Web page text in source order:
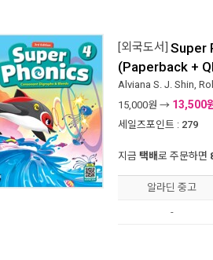
[외국도서] Super
(Paperback +
Alviana S. J. Shin
15,000원 → 13,500
세일즈포인트 : 279
지금 택배로 주문하면
알라딘 중고
-